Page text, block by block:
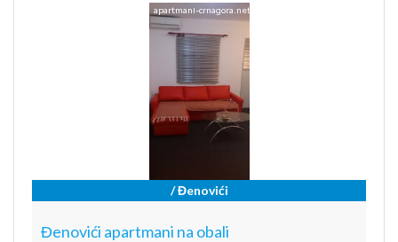
/ Đenovići
Đenovići apartmani na obali